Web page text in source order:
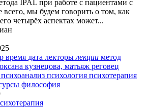
IPAL при работе с пациентами с
мы будем говорить о том, как
четырёх аспектах может...
время дата лекторы лекции метод
оксана кузнецова, матьяж реговец
психоанализ психология психотерапия
философия